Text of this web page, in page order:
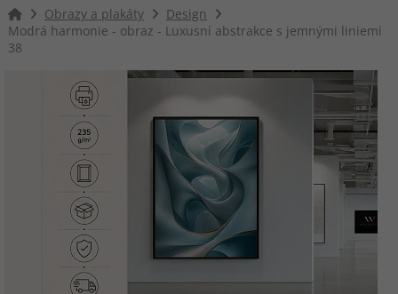
Obrazy a plakáty
Design
Modrá harmonie - obraz - Luxusní abstrakce s jemnými liniemi
38